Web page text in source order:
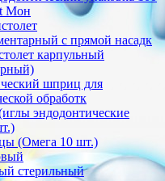
Мон
с прямой насадк
карпульный
шприц для
обработк
эндодонтические
(Омега 10 шт.)
стерильный